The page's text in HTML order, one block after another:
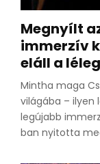
Megnyílt
immerzív
eláll a
Mintha maga
világába – ilyen
legújabb
ban nyitotta